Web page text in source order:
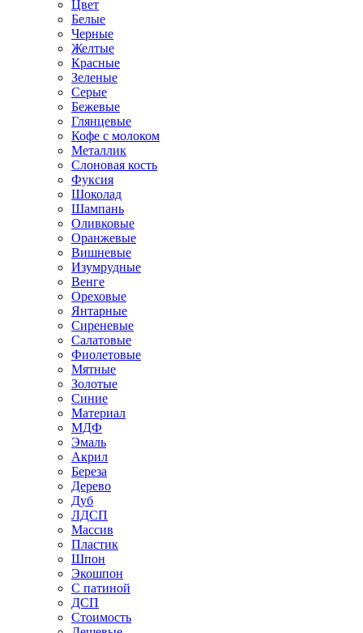
Цвет
Белые
Черные
Желтые
Красные
Зеленые
Серые
Бежевые
Глянцевые
Кофе с молоком
Металлик
Слоновая кость
Фуксия
Шоколад
Шампань
Оливковые
Оранжевые
Вишневые
Изумрудные
Венге
Ореховые
Янтарные
Сиреневые
Салатовые
Фиолетовые
Мятные
Золотые
Синие
Материал
МДФ
Эмаль
Акрил
Береза
Дерево
Дуб
ЛДСП
Массив
Пластик
Шпон
Экошпон
С патиной
ДСП
Стоимость